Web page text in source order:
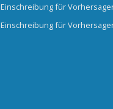
Einschreibung für
Einschreibung für